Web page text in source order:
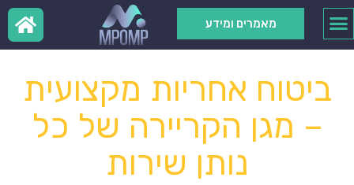
מאמרים ומידע
ביטוח אחריות מקצועית
– מגן הקריירה של כל
נותן שירות